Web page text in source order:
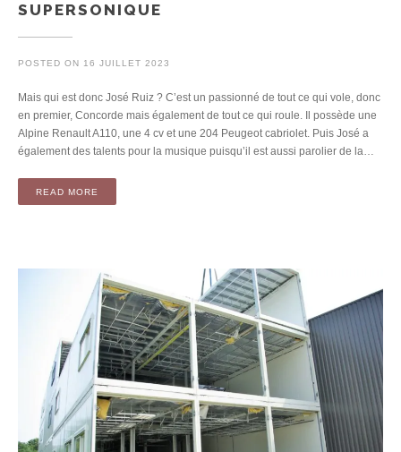
SUPERSONIQUE
POSTED ON 16 JUILLET 2023
Mais qui est donc José Ruiz ? C’est un passionné de tout ce qui vole, donc
en premier, Concorde mais également de tout ce qui roule. Il possède une
Alpine Renault A110, une 4 cv et une 204 Peugeot cabriolet. Puis José a
également des talents pour la musique puisqu’il est aussi parolier de la…
READ MORE